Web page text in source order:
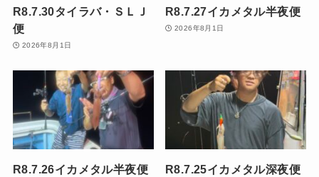
R8.7.30タイラバ・ＳＬＪ
便
2026年8月1日
R8.7.27イカメタル半夜便
2026年8月1日
R8.7.26イカメタル半夜便 R8.7.25イカメタル深夜便